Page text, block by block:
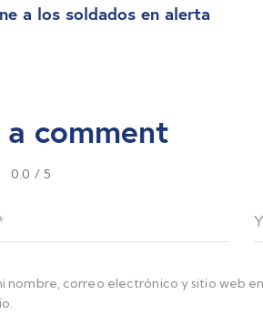
a los soldados en alerta
a comment
0.0 / 5
nombre, correo electrónico y sitio web